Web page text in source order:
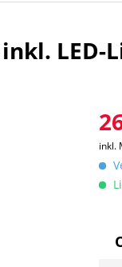
LED-
inkl.